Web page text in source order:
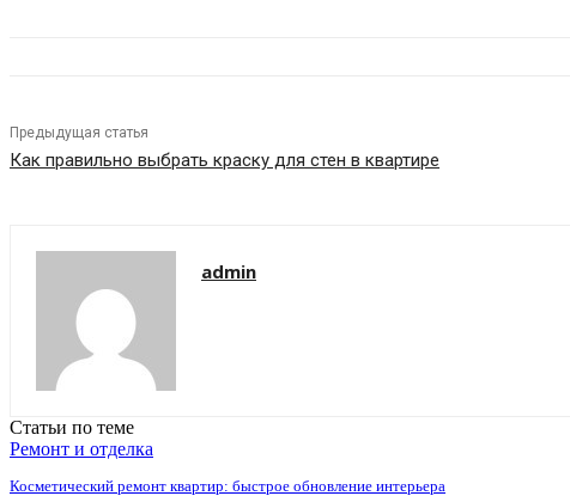
Предыдущая статья
Как правильно выбрать краску для стен в квартире
admin
Статьи по теме
Ремонт и отделка
Косметический ремонт квартир: быстрое обновление интерьера